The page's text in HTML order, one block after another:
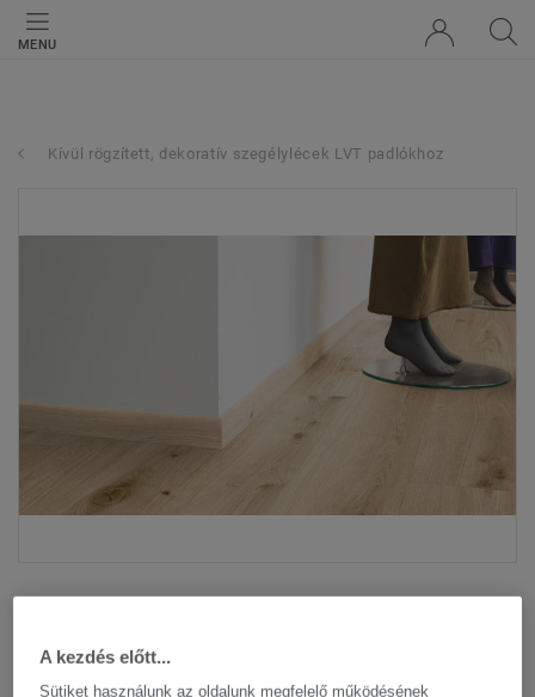
MENU
Kívül rögzített, dekoratív szegélylécek LVT padlókhoz
A kezdés előtt...
Sütiket használunk az oldalunk megfelelő működésének